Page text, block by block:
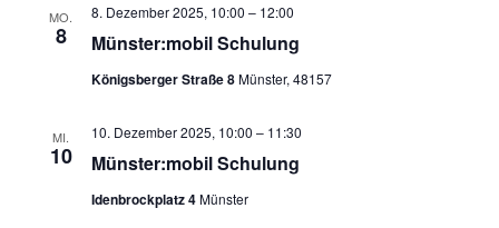
MO.
8 Münster:mobil Schulung
8. Dezember 2025, 10:00 – 12:00
Königsberger Straße 8Münster, 48157
MI.
10 Münster:mobil Schulung
10. Dezember 2025, 10:00 – 11:30
Idenbrockplatz 4Münster